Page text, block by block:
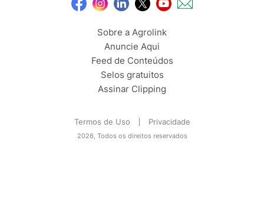
Sobre a Agrolink
Anuncie Aqui
Feed de Conteúdos
Selos gratuitos
Assinar Clipping
Termos de Uso Privacidade
2026, Todos os direitos reservados